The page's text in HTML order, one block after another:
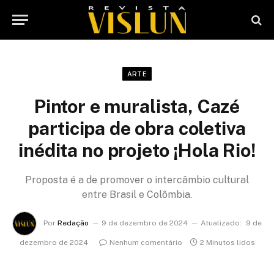
ARTE
Pintor e muralista, Cazé
participa de obra coletiva
inédita no projeto ¡Hola Rio!
Proposta é a de promover o intercâmbio cultural
entre Brasil e Colômbia.
Por Redação 9 de dezembro de 2024 Atualizado: 9 de
dezembro de 2024 Nenhum comentário 2 Minutos lidos